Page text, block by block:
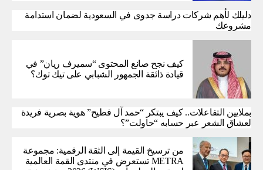
دليلك لأهم شركات دراسة جدوى في السعودية لضمان استدامة
مشروعك
كيف نجح صانع المحتوى “سميرف ريان” في
قيادة ذائقة الجمهور الشبابي على تيك توك؟
بملايين التفاعلات.. كيف يبتكر “حمد آل فطيح” هوية بصرية فريدة
لعشاق الشعر عبر حسابه “حاولت”؟
من ترسيخ القيمة إلى الثقة الرقمية: مجموعة
METRA تستعرض في منتدى القمة العالمية